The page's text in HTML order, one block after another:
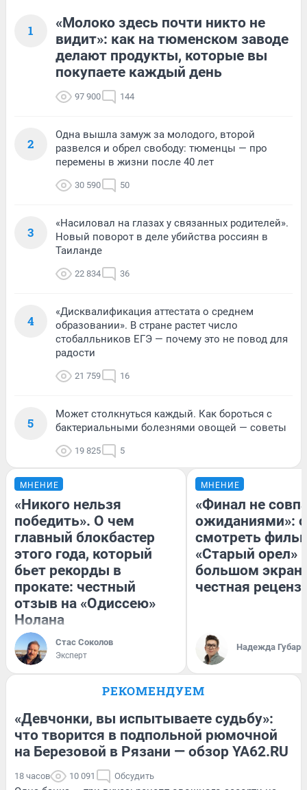
1
«Молоко здесь почти никто не
видит»: как на тюменском заводе
делают продукты, которые вы
покупаете каждый день
97 900 144
2
Одна вышла замуж за молодого, второй
развелся и обрел свободу: тюменцы — про
перемены в жизни после 40 лет
30 590 50
3
«Насиловал на глазах у связанных родителей».
Новый поворот в деле убийства россиян в
Таиланде
22 834 36
4
«Дисквалификация аттестата о среднем
образовании». В стране растет число
стобалльников ЕГЭ — почему это не повод для
радости
21 759 16
5
Может столкнуться каждый. Как бороться с
бактериальными болезнями овощей — советы
19 825 5
МНЕНИЕ
«Никого нельзя
победить». О чем
главный блокбастер
этого года, который
бьет рекорды в
прокате: честный
отзыв на «Одиссею»
Нолана
Стас Соколов
Эксперт
МНЕНИЕ
«Финал не
ожиданиями»:
смотреть
«Старый орел»
большом
честная
Надежда Губарь
РЕКОМЕНДУЕМ
«Девчонки, вы испытываете судьбу»:
что творится в подпольной рюмочной
на Березовой в Рязани — обзор YA62.RU
18 часов 10 091 Обсудить